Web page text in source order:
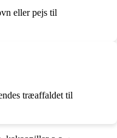
eller pejs til
træaffaldet til